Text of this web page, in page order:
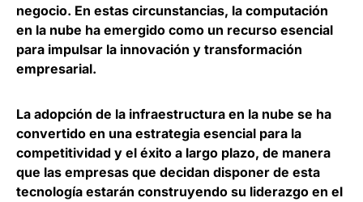
negocio. En estas circunstancias, la computación
en la nube ha emergido como un recurso esencial
para impulsar la innovación y transformación
empresarial.
La adopción de la infraestructura en la nube se ha
convertido en una estrategia esencial para la
competitividad y el éxito a largo plazo, de manera
que las empresas que decidan disponer de esta
tecnología estarán construyendo su liderazgo en el